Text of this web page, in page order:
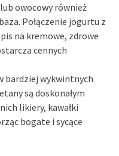
owocowy również
Połączenie jogurtu z
na kremowe, zdrowe
cennych
bardziej wykwintnych
są doskonałym
likiery, kawałki
bogate i sycące